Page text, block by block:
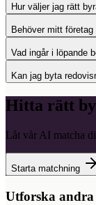
Hur väljer jag rätt
Behöver mitt
Vad ingår i löpande
Kan jag byta
Hitta rätt
Låt vår AI matcha
Starta matchning
Utforska andra